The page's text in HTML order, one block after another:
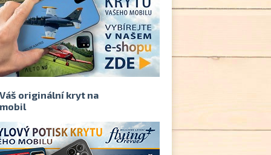
Váš originální kryt na
mobil